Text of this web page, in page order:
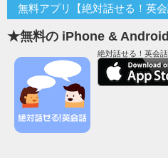
無料アプリ【絶対話せる！英会
★無料の iPhone & Android
絶対話せる！英会話